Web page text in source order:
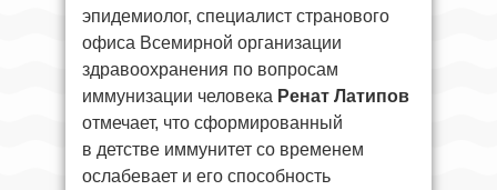
эпидемиолог, специалист странового
офиса Всемирной организации
здравоохранения по вопросам
иммунизации человека Ренат Латипов
отмечает, что сформированный
в детстве иммунитет со временем
ослабевает и его способность